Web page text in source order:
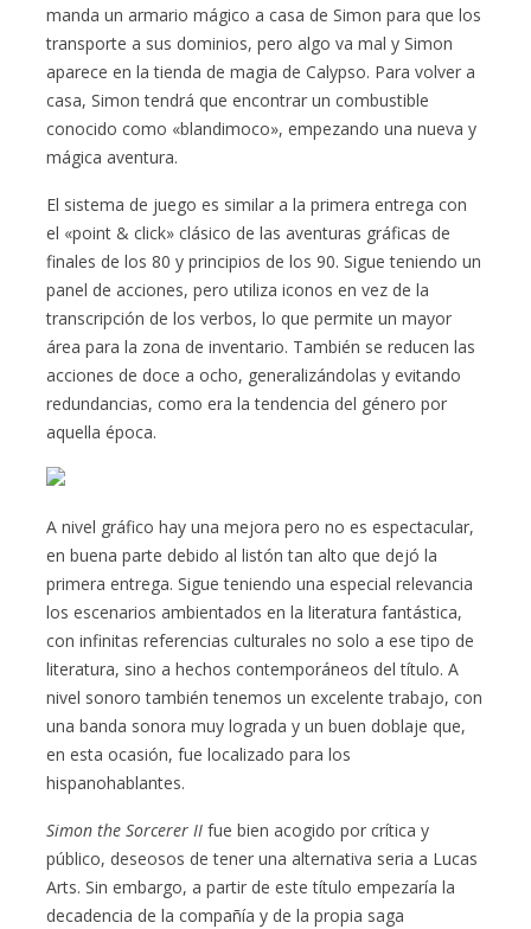
manda un armario mágico a casa de Simon para que los
transporte a sus dominios, pero algo va mal y Simon
aparece en la tienda de magia de Calypso. Para volver a
casa, Simon tendrá que encontrar un combustible
conocido como «blandimoco», empezando una nueva y
mágica aventura.
El sistema de juego es similar a la primera entrega con
el «point & click» clásico de las aventuras gráficas de
finales de los 80 y principios de los 90. Sigue teniendo un
panel de acciones, pero utiliza iconos en vez de la
transcripción de los verbos, lo que permite un mayor
área para la zona de inventario. También se reducen las
acciones de doce a ocho, generalizándolas y evitando
redundancias, como era la tendencia del género por
aquella época.
A nivel gráfico hay una mejora pero no es espectacular,
en buena parte debido al listón tan alto que dejó la
primera entrega. Sigue teniendo una especial relevancia
los escenarios ambientados en la literatura fantástica,
con infinitas referencias culturales no solo a ese tipo de
literatura, sino a hechos contemporáneos del título. A
nivel sonoro también tenemos un excelente trabajo, con
una banda sonora muy lograda y un buen doblaje que,
en esta ocasión, fue localizado para los
hispanohablantes.
Simon the Sorcerer II fue bien acogido por crítica y
público, deseosos de tener una alternativa seria a Lucas
Arts. Sin embargo, a partir de este título empezaría la
decadencia de la compañía y de la propia saga